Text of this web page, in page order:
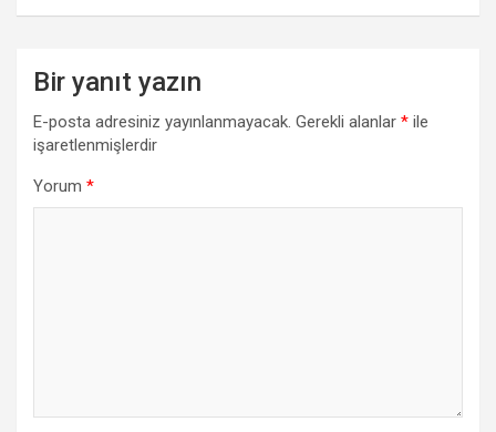
Bir yanıt yazın
E-posta adresiniz yayınlanmayacak. Gerekli alanlar * ile
işaretlenmişlerdir
Yorum *